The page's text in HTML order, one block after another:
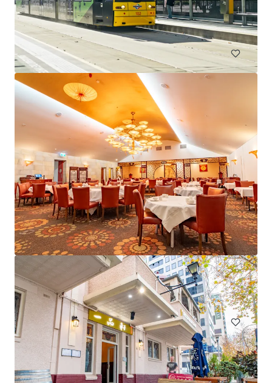
521-535 Macaulay Road, Kensington, VIC, 3031, AU
Hôtellerie
Mercure Cairns
15 Florence Street, Cairns City, QLD, 4870, AU
75 Unités de mesure
Hôtellerie Remise des offres: 19 jours